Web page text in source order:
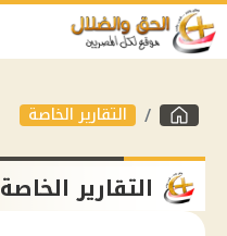
التقارير الخاصة
التقارير الخاصة